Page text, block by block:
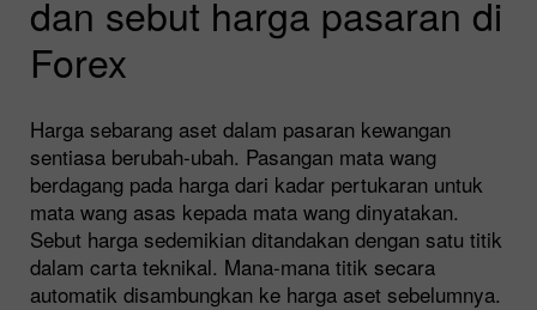
dan sebut harga pasaran di
Forex
Harga sebarang aset dalam pasaran kewangan
sentiasa berubah-ubah. Pasangan mata wang
berdagang pada harga dari kadar pertukaran untuk
mata wang asas kepada mata wang dinyatakan.
Sebut harga sedemikian ditandakan dengan satu titik
dalam carta teknikal. Mana-mana titik secara
automatik disambungkan ke harga aset sebelumnya.